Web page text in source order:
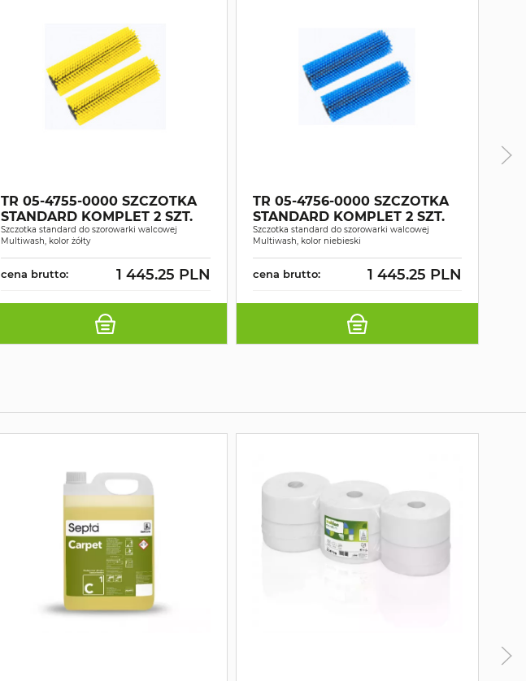
TR 05-4755-0000 SZCZOTKA
STANDARD KOMPLET 2 SZT.
Szczotka standard do szorowarki walcowej
Multiwash, kolor żółty
cena brutto: 1 445.25 PLN
TR 05-4756-0000 SZCZOTKA
STANDARD KOMPLET 2 SZT.
Szczotka standard do szorowarki walcowej
Multiwash, kolor niebieski
cena brutto: 1 445.25 PLN